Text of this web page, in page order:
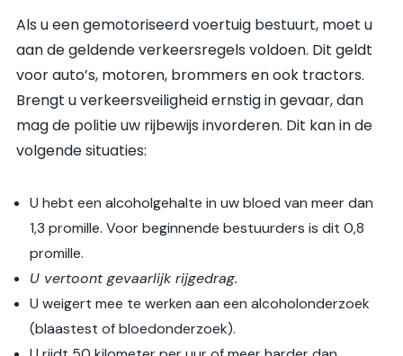
Als u een gemotoriseerd voertuig bestuurt, moet u
aan de geldende verkeersregels voldoen. Dit geldt
voor auto’s, motoren, brommers en ook tractors.
Brengt u verkeersveiligheid ernstig in gevaar, dan
mag de politie uw rijbewijs invorderen. Dit kan in de
volgende situaties:
U hebt een alcoholgehalte in uw bloed van meer dan
1,3 promille. Voor beginnende bestuurders is dit 0,8
promille.
U vertoont gevaarlijk rijgedrag.
U weigert mee te werken aan een alcoholonderzoek
(blaastest of bloedonderzoek).